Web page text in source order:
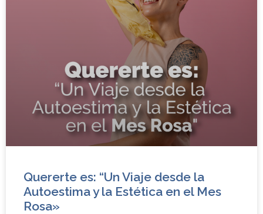
Quererte es: “Un Viaje desde la
Autoestima y la Estética en el Mes
Rosa»